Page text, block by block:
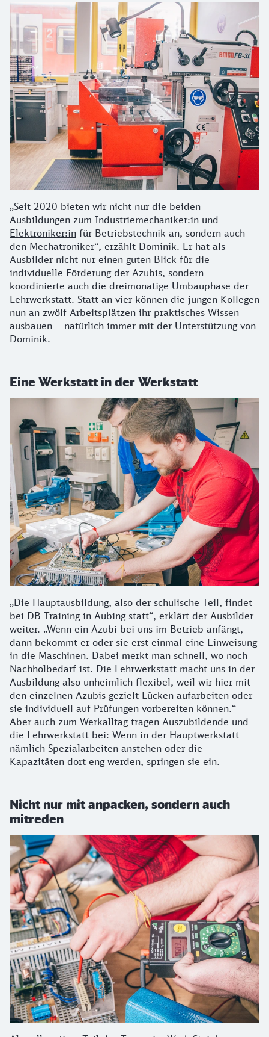
„Seit 2020 bieten wir nicht nur die beiden
Ausbildungen zum Industriemechaniker:in und
Elektroniker:in für Betriebstechnik an, sondern auch
den Mechatroniker“, erzählt Dominik. Er hat als
Ausbilder nicht nur einen guten Blick für die
individuelle Förderung der Azubis, sondern
koordinierte auch die dreimonatige Umbauphase der
Lehrwerkstatt. Statt an vier können die jungen Kollegen
nun an zwölf Arbeitsplätzen ihr praktisches Wissen
ausbauen – natürlich immer mit der Unterstützung von
Dominik.
Eine Werkstatt in der Werkstatt
„Die Hauptausbildung, also der schulische Teil, findet
bei DB Training in Aubing statt“, erklärt der Ausbilder
weiter. „Wenn ein Azubi bei uns im Betrieb anfängt,
dann bekommt er oder sie erst einmal eine Einweisung
in die Maschinen. Dabei merkt man schnell, wo noch
Nachholbedarf ist. Die Lehrwerkstatt macht uns in der
Ausbildung also unheimlich flexibel, weil wir hier mit
den einzelnen Azubis gezielt Lücken aufarbeiten oder
sie individuell auf Prüfungen vorbereiten können.“
Aber auch zum Werkalltag tragen Auszubildende und
die Lehrwerkstatt bei: Wenn in der Hauptwerkstatt
nämlich Spezialarbeiten anstehen oder die
Kapazitäten dort eng werden, springen sie ein.
Nicht nur mit anpacken, sondern auch
mitreden